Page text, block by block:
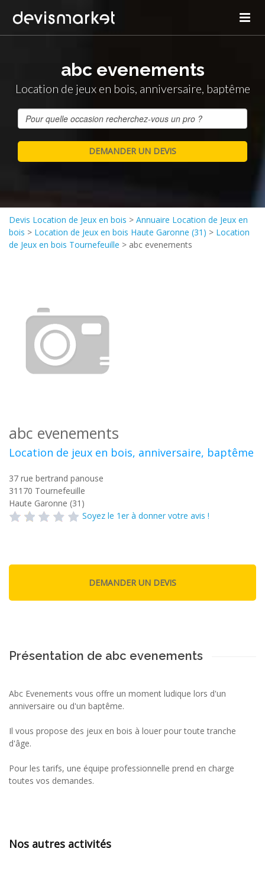
abc evenements
Location de jeux en bois, anniversaire, baptême
Devis Location de Jeux en bois > Annuaire Location de Jeux en
bois > Location de Jeux en bois Haute Garonne (31) > Location
de Jeux en bois Tournefeuille > abc evenements
abc evenements
Location de jeux en bois, anniversaire, baptême
37 rue bertrand panouse
31170 Tournefeuille
Haute Garonne (31)
Soyez le 1er à donner votre avis !
Présentation de abc evenements
Abc Evenements vous offre un moment ludique lors d'un
anniversaire ou d'un baptême.
Il vous propose des jeux en bois à louer pour toute tranche
d'âge.
Pour les tarifs, une équipe professionnelle prend en charge
toutes vos demandes.
Nos autres activités